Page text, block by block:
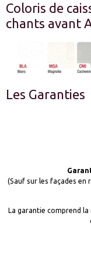
Coloris de
chants avant
Les Garanties
(Sauf sur les façades en
La garantie comprend